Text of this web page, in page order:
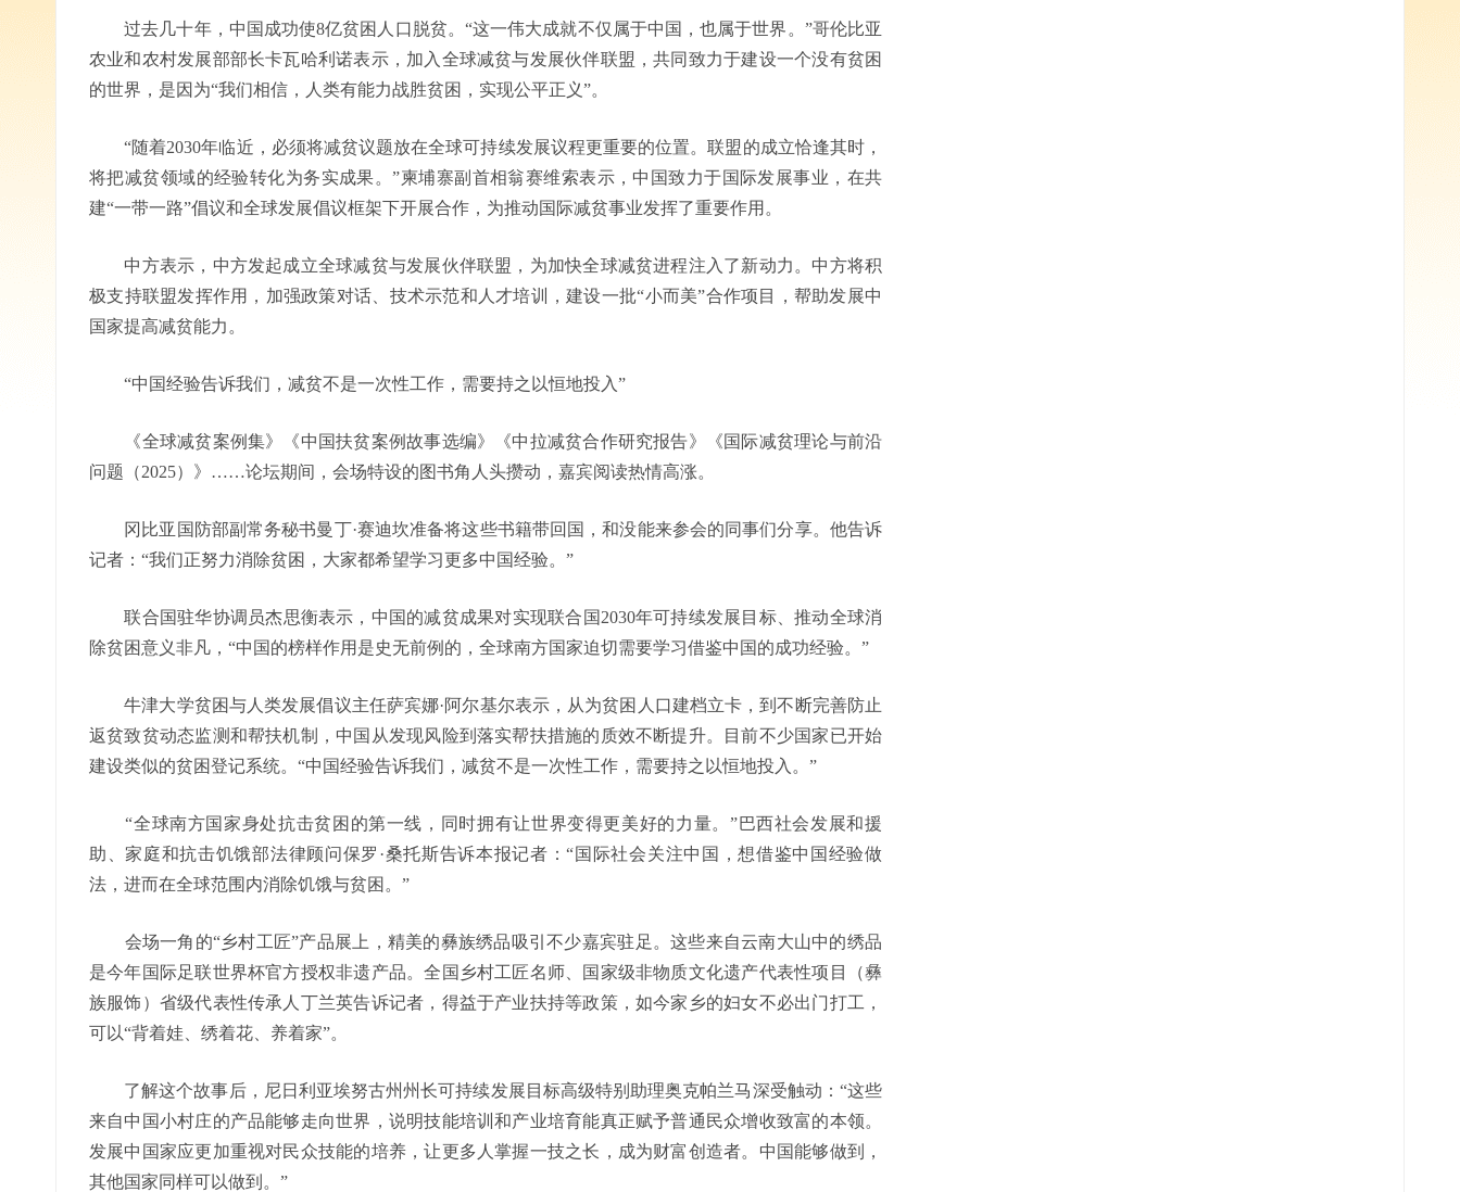
过去几十年，中国成功使8亿贫困人口脱贫。“这一伟大成就不仅属于中国，也属于世界。”哥伦比亚
农业和农村发展部部长卡瓦哈利诺表示，加入全球减贫与发展伙伴联盟，共同致力于建设一个没有贫困
的世界，是因为“我们相信，人类有能力战胜贫困，实现公平正义”。
“随着2030年临近，必须将减贫议题放在全球可持续发展议程更重要的位置。联盟的成立恰逢其时，
将把减贫领域的经验转化为务实成果。”柬埔寨副首相翁赛维索表示，中国致力于国际发展事业，在共
建“一带一路”倡议和全球发展倡议框架下开展合作，为推动国际减贫事业发挥了重要作用。
中方表示，中方发起成立全球减贫与发展伙伴联盟，为加快全球减贫进程注入了新动力。中方将积
极支持联盟发挥作用，加强政策对话、技术示范和人才培训，建设一批“小而美”合作项目，帮助发展中
国家提高减贫能力。
“中国经验告诉我们，减贫不是一次性工作，需要持之以恒地投入”
《全球减贫案例集》《中国扶贫案例故事选编》《中拉减贫合作研究报告》《国际减贫理论与前沿
问题（2025）》……论坛期间，会场特设的图书角人头攒动，嘉宾阅读热情高涨。
冈比亚国防部副常务秘书曼丁·赛迪坎准备将这些书籍带回国，和没能来参会的同事们分享。他告诉
记者：“我们正努力消除贫困，大家都希望学习更多中国经验。”
联合国驻华协调员杰思衡表示，中国的减贫成果对实现联合国2030年可持续发展目标、推动全球消
除贫困意义非凡，“中国的榜样作用是史无前例的，全球南方国家迫切需要学习借鉴中国的成功经验。”
牛津大学贫困与人类发展倡议主任萨宾娜·阿尔基尔表示，从为贫困人口建档立卡，到不断完善防止
返贫致贫动态监测和帮扶机制，中国从发现风险到落实帮扶措施的质效不断提升。目前不少国家已开始
建设类似的贫困登记系统。“中国经验告诉我们，减贫不是一次性工作，需要持之以恒地投入。”
“全球南方国家身处抗击贫困的第一线，同时拥有让世界变得更美好的力量。”巴西社会发展和援
助、家庭和抗击饥饿部法律顾问保罗·桑托斯告诉本报记者：“国际社会关注中国，想借鉴中国经验做
法，进而在全球范围内消除饥饿与贫困。”
会场一角的“乡村工匠”产品展上，精美的彝族绣品吸引不少嘉宾驻足。这些来自云南大山中的绣品
是今年国际足联世界杯官方授权非遗产品。全国乡村工匠名师、国家级非物质文化遗产代表性项目（彝
族服饰）省级代表性传承人丁兰英告诉记者，得益于产业扶持等政策，如今家乡的妇女不必出门打工，
可以“背着娃、绣着花、养着家”。
了解这个故事后，尼日利亚埃努古州州长可持续发展目标高级特别助理奥克帕兰马深受触动：“这些
来自中国小村庄的产品能够走向世界，说明技能培训和产业培育能真正赋予普通民众增收致富的本领。
发展中国家应更加重视对民众技能的培养，让更多人掌握一技之长，成为财富创造者。中国能够做到，
其他国家同样可以做到。”